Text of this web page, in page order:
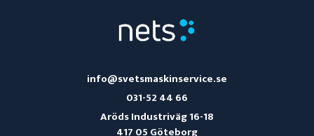
info@svetsmaskinservice.se
031-52 44 66
Aröds Industriväg 16-18
417 05 Göteborg